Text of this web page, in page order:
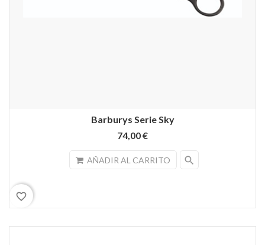
Barburys Serie Sky
74,00 €
AÑADIR AL CARRITO search
favorite_border